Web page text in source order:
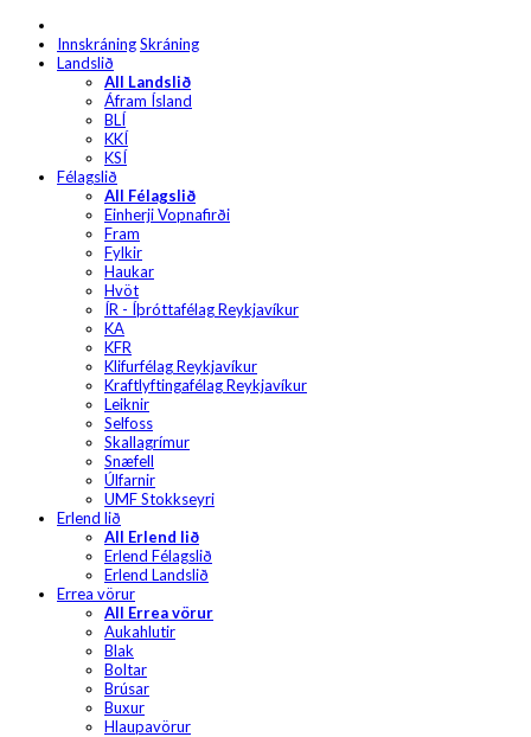
InnskráningSkráning
Landslið
All Landslið
Áfram Ísland
BLÍ
KKÍ
KSÍ
Félagslið
All Félagslið
Einherji Vopnafirði
Fram
Fylkir
Haukar
Hvöt
ÍR - Íþróttafélag Reykjavíkur
KA
KFR
Klifurfélag Reykjavíkur
Kraftlyftingafélag Reykjavíkur
Leiknir
Selfoss
Skallagrímur
Snæfell
Úlfarnir
UMF Stokkseyri
Erlend lið
All Erlend lið
Erlend Félagslið
Erlend Landslið
Errea vörur
All Errea vörur
Aukahlutir
Blak
Boltar
Brúsar
Buxur
Hlaupavörur